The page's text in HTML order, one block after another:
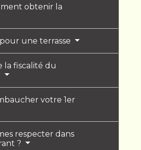
obtenir la
une terrasse
la fiscalité du
votre 1er
respecter dans
?